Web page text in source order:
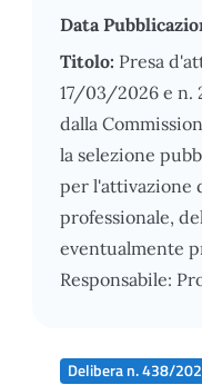
Data
Titolo: Presa
17/03/2026 e n.
dalla
la selezione
per l'attivazione
professionale,
eventualmente
Responsabile:
Delibera n. 438/